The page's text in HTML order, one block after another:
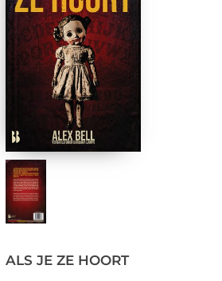
ALS JE ZE HOORT